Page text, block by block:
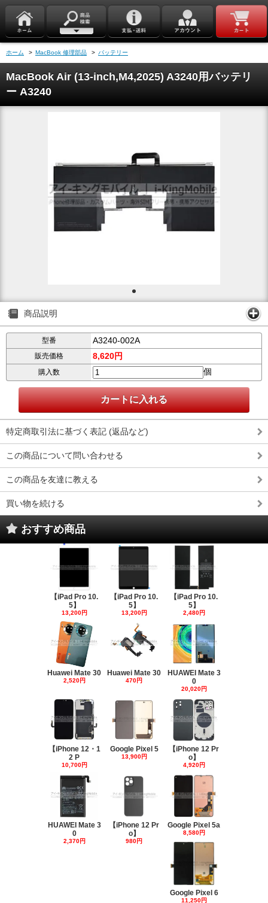
ホーム > MacBook 修理部品 > バッテリー
MacBook Air (13-inch,M4,2025) A3240用バッテリ
ー A3240
商品説明
型番 A3240-002A
販売価格 8,620円
購入数 個
特定商取引法に基づく表記 (返品など)
この商品について問い合わせる
この商品を友達に教える
買い物を続ける
おすすめ商品
【iPad Pro 10.
5】
13,200円
【iPad Pro 10.
5】
13,200円
【iPad Pro 10.
5】
2,480円
Huawei Mate 30
2,520円
Huawei Mate 30
470円
HUAWEI Mate 3
0
20,020円
【iPhone 12・1
2 P
10,700円
Google Pixel 5
13,900円
【iPhone 12 Pr
o】
4,920円
HUAWEI Mate 3
0
2,370円
【iPhone 12 Pr
o】
980円
Google Pixel 5a
8,580円
Google Pixel 6
11,250円